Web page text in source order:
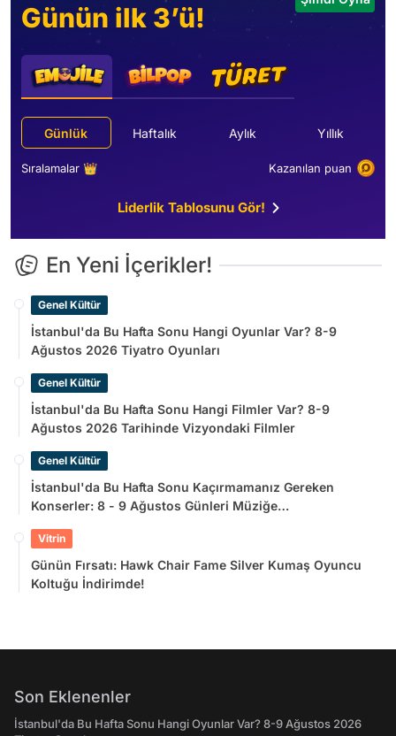
Günün ilk 3’ü!
Günlük Haftalık Aylık Yıllık
Sıralamalar 👑 Kazanılan puan
Liderlik Tablosunu Gör!
En Yeni İçerikler!
Genel Kültür
İstanbul'da Bu Hafta Sonu Hangi Oyunlar Var? 8-9
Ağustos 2026 Tiyatro Oyunları
Genel Kültür
İstanbul'da Bu Hafta Sonu Hangi Filmler Var? 8-9
Ağustos 2026 Tarihinde Vizyondaki Filmler
Genel Kültür
İstanbul'da Bu Hafta Sonu Kaçırmamanız Gereken
Konserler: 8 - 9 Ağustos Günleri Müziğe
Vitrin
Günün Fırsatı: Hawk Chair Fame Silver Kumaş Oyuncu
Koltuğu İndirimde!
Son Eklenenler
İstanbul'da Bu Hafta Sonu Hangi Oyunlar Var? 8-9 Ağustos 2026